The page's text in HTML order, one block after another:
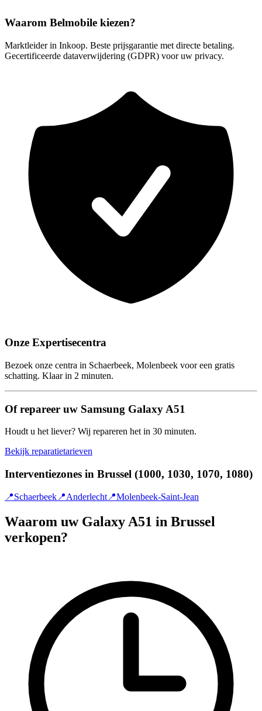
Waarom Belmobile kiezen?
Marktleider in Inkoop. Beste prijsgarantie met directe betaling.
Gecertificeerde dataverwijdering (GDPR) voor uw privacy.
Onze Expertisecentra
Bezoek onze centra in Schaerbeek, Molenbeek voor een gratis
schatting. Klaar in 2 minuten.
Of repareer uw Samsung Galaxy A51
Houdt u het liever? Wij repareren het in 30 minuten.
Bekijk reparatietarieven
Interventiezones in Brussel (1000, 1030, 1070, 1080)
📍Schaerbeek 📍Anderlecht 📍Molenbeek-Saint-Jean
Waarom uw Galaxy A51 in Brussel
verkopen?